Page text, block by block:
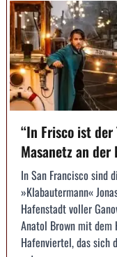
“In Frisco ist der
Masanetz an
In San Francisco sind
»Klabautermann«
Hafenstadt voller
Anatol Brown mit dem
Hafenviertel, das sich